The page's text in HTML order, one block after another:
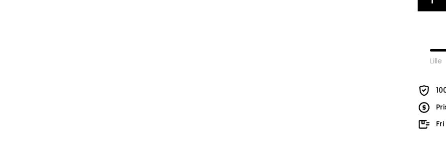
Lille